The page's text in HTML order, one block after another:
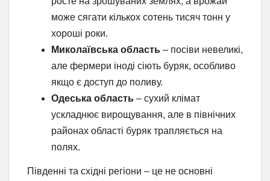
може сягати кількох сотень тисяч тонн у
хороші роки.
Миколаївська область – посіви невеликі,
але фермери іноді сіють буряк, особливо
якщо є доступ до поливу.
Одеська область – сухий клімат
ускладнює вирощування, але в північних
районах області буряк трапляється на
полях.
Південні та східні регіони – це не основні